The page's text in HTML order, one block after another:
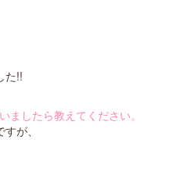
た!!
したら教えてください。
が、